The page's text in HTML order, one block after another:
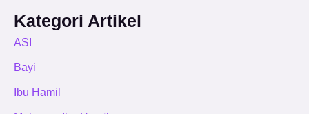
Kategori Artikel
ASI
Bayi
Ibu Hamil